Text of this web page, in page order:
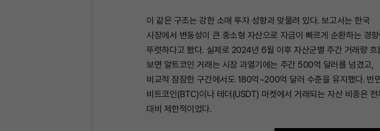
이 같은 구조는 강한 소매 투자 성향과 맞물려 있다. 보고서는 한국
시장에서 변동성이 큰 중소형 자산으로 자금이 빠르게 순환하는 경향
뚜렷하다고 봤다. 실제로 2024년 6월 이후 자산군별 주간 거래량 흐
보면 알트코인 거래는 시장 과열기에는 주간 500억 달러를 넘겼고,
비교적 잠잠한 구간에서도 180억~200억 달러 수준을 유지했다. 반
비트코인(BTC)이나 테더(USDT) 마켓에서 거래되는 자산 비중은 전
대비 제한적이었다.